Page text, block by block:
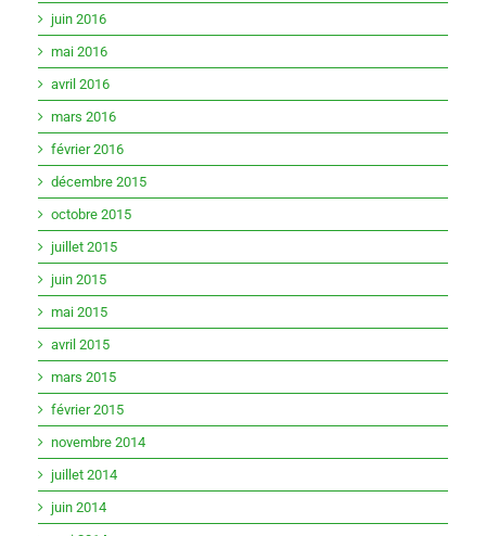
juin 2016
mai 2016
avril 2016
mars 2016
février 2016
décembre 2015
octobre 2015
juillet 2015
juin 2015
mai 2015
avril 2015
mars 2015
février 2015
novembre 2014
juillet 2014
juin 2014